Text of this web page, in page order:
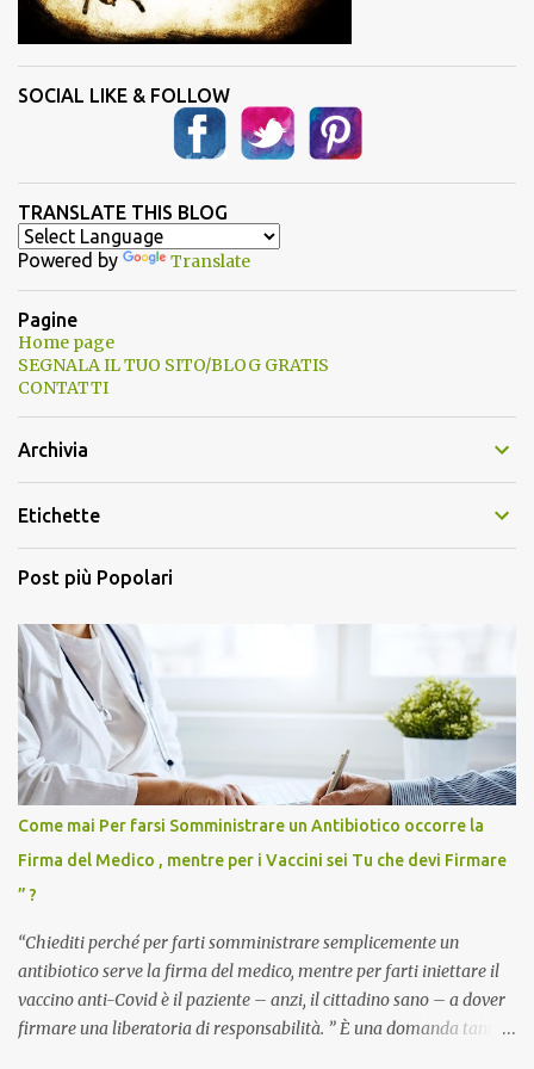
SOCIAL LIKE & FOLLOW
TRANSLATE THIS BLOG
Powered by Translate
Pagine
Home page
SEGNALA IL TUO SITO/BLOG GRATIS
CONTATTI
Archivia
Etichette
Post più Popolari
Come mai Per farsi Somministrare un Antibiotico occorre la
Firma del Medico , mentre per i Vaccini sei Tu che devi Firmare
” ?
“Chiediti perché per farti somministrare semplicemente un
antibiotico serve la firma del medico, mentre per farti iniettare il
vaccino anti-Covid è il paziente – anzi, il cittadino sano – a dover
firmare una liberatoria di responsabilità. ” È una domanda tanto